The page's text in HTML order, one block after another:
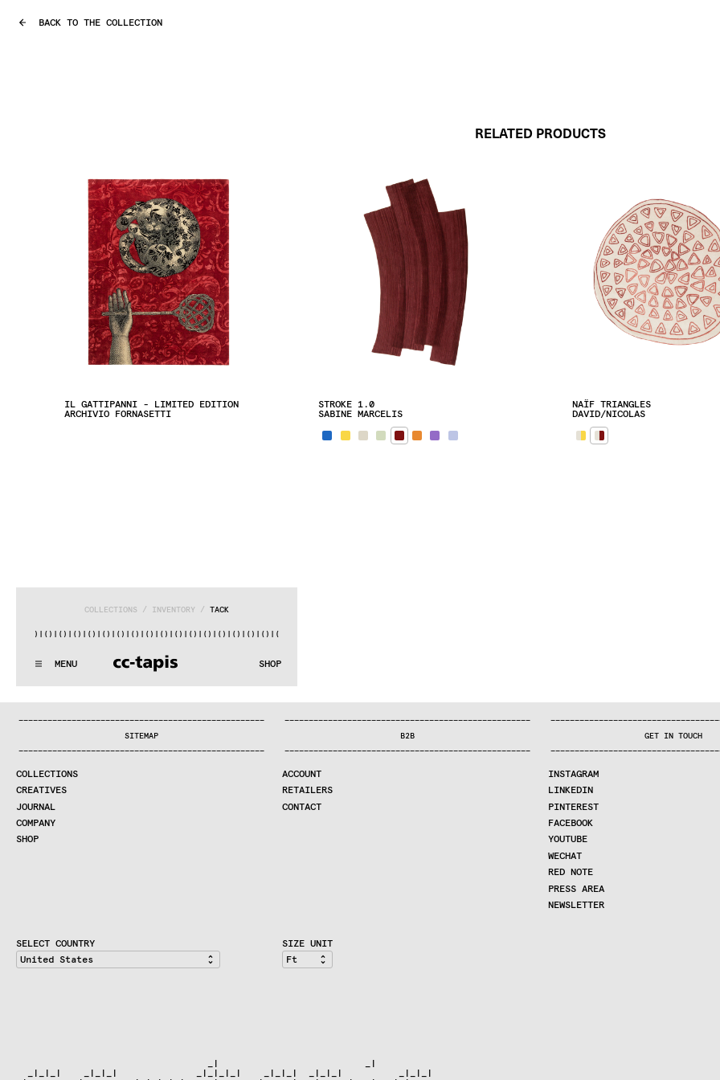
MENU SHOP
COLLECTIONS / INVENTORY / TACK
()|() |() |() |() |() |() |() |() |() |() |() |() |() |() |() |() |
^:..:^:. .:^:. .:^:..:^:..:^:..:^:. .:^:..:
WE MAKE RUGS
COMPANY
CONTRACT DIVISION
SHOP
BACK TO THE COLLECTION
RELATED PRODUCTS
IL GATTIPANNI - LIMITED EDITION
ARCHIVIO FORNASETTI
STROKE 1.0
SABINE MARCELIS
NAÏF TRIANGLES
DAVID/NICOLAS
———————————————————————————————————————————————————
SITEMAP
———————————————————————————————————————————————————
COLLECTIONS
CREATIVES
JOURNAL
COMPANY
SHOP
———————————————————————————————————————————————————
B2B
———————————————————————————————————————————————————
ACCOUNT
RETAILERS
CONTACT
———————————————————————————————————
GET IN TOUCH
———————————————————————————————————
INSTAGRAM
LINKEDIN
PINTEREST
FACEBOOK
YOUTUBE
WECHAT
RED NOTE
PRESS AREA
NEWSLETTER
SELECT COUNTRY SIZE UNIT
                                  _|                          _|
  _|_|_|    _|_|_|              _|_|_|_|    _|_|_|  _|_|_|          _|_|_|